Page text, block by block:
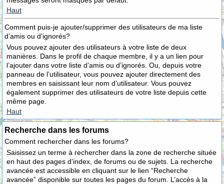
Haut
Comment puis-je ajouter/supprimer des utilisateurs de ma liste
d’amis ou d’ignorés?
Vous pouvez ajouter des utilisateurs à votre liste de deux
manières. Dans le profil de chaque membre, il y a un lien pour
l’ajouter dans votre liste d’amis ou d’ignorés. Ou, depuis votre
panneau de l’utilisateur, vous pouvez ajouter directement des
membres en saisissant leur nom d’utilisateur. Vous pouvez
également supprimer des utilisateurs de votre liste depuis cette
même page.
Haut
Recherche dans les forums
Comment rechercher dans les forums?
Saisissez un terme à rechercher dans la zone de recherche située
en haut des pages d’index, de forums ou de sujets. La recherche
avancée est accessible en cliquant sur le lien “Recherche
avancée” disponible sur toutes les pages du forum. L’accès à la